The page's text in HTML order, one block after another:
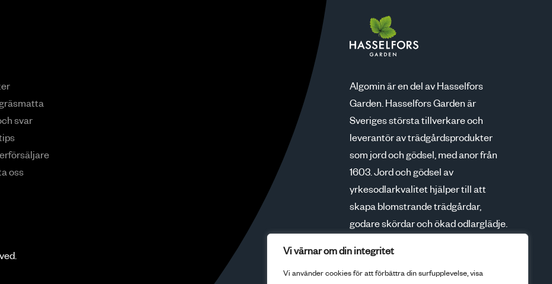
Vi värnar om din integritet
Vi använder cookies för att förbättra din surfupplevelse, visa
svar
oss
.
Algomin är en del av Hasselfors
Garden. Hasselfors Garden är
Sveriges största tillverkare och
leverantör av trädgårdsprodukter
som jord och gödsel, med anor från
1603. Jord och gödsel av
yrkesodlarkvalitet hjälper till att
skapa blomstrande trädgårdar,
godare skördar och ökad odlarglädje.